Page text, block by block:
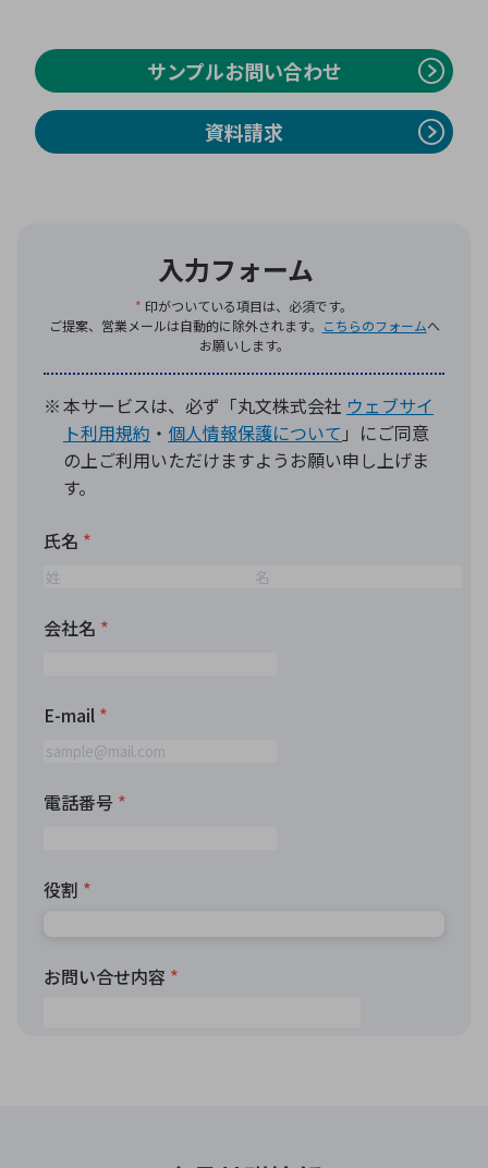
環境構築・開発システム
半導体・電子部品小ロット
サンプルお問い合わせ
資料請求